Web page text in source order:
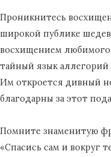
Проникнитесь
широкой публике
восхищением любимого
тайный язык
Им откроется дивный
благодарны за этот
Помните знаменитую
«Спасись сам и вокруг